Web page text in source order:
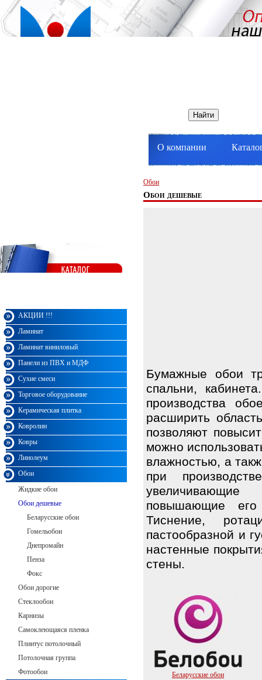
О компании
Обои
Обои дешевые
Бумажные обои
спальни,
производства
расширить
позволяют
можно
влажностью, а
при
повышающие его
Тиснение,
пастообразной и
настенные
стены.
Беларусские обои
Монарх
АКЦИИ !!!
Ламинат
Ламинат виниловый
Панели из ПВХ и МДФ
Сухие смеси
Торговое оборудование
Керамическая плитка
Ковролин
Ковры
Линолеум
Обои
Жидкие обои
Обои дешевые
Беларусские обои
Гомельобои
Днепромайн
Пенза
Фокс
Обои дорогие
Стеклообои
Карнизы
Самоклеющаяся пленка
Плинтус потолочный
Потолочная группа
Фотообои